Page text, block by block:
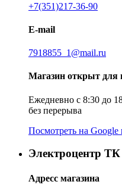
+7(351)217-36-90
E-mail
7918855_1@mail.ru
Магазин открыт для
Ежедневно с 8:30 до
без перерыва
Посмотреть на Google
Электроцентр
Адресс магазина